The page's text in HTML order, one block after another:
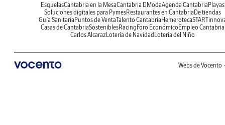
EsquelasCantabria en la MesaCantabria DModaAgenda Cantabria Playas
Soluciones digitales para PymesRestaurantes en Cantabria De tiendas
Guía Sanitaria Puntos de VentaTalento Cantabria Hemeroteca
Casas de CantabriaSosteniblesRacing Foro Económico Empleo Cantabria
Carlos Alcaraz Lotería de Navidad Lotería del Niño
Webs de Vocento